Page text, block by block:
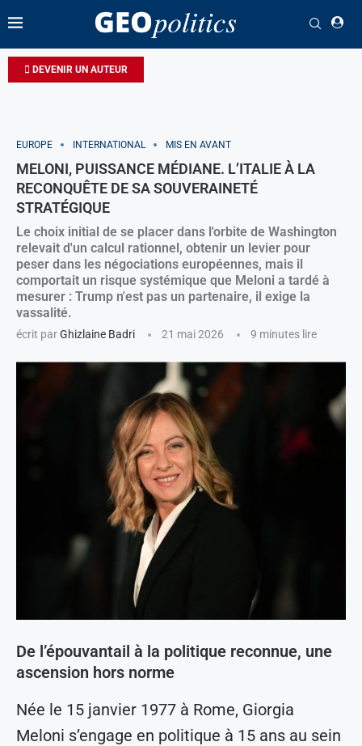
DEVENIR UN AUTEUR
EUROPE INTERNATIONAL MIS EN AVANT
MELONI, PUISSANCE MÉDIANE. L’ITALIE À LA
RECONQUÊTE DE SA SOUVERAINETÉ
STRATÉGIQUE
Le choix initial de se placer dans l'orbite de Washington
relevait d'un calcul rationnel, obtenir un levier pour
peser dans les négociations européennes, mais il
comportait un risque systémique que Meloni a tardé à
mesurer : Trump n'est pas un partenaire, il exige la
vassalité.
écrit parGhizlaine Badri 21 mai 2026 9 minutes lire
De l’épouvantail à la politique reconnue, une
ascension hors norme
Née le 15 janvier 1977 à Rome, Giorgia
Meloni s’engage en politique à 15 ans au sein